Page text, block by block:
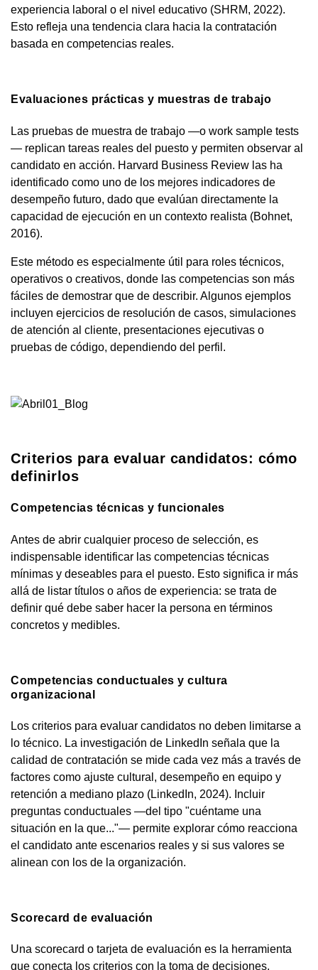
experiencia laboral o el nivel educativo (SHRM, 2022).
Esto refleja una tendencia clara hacia la contratación
basada en competencias reales.
Evaluaciones prácticas y muestras de trabajo
Las pruebas de muestra de trabajo —o work sample tests
— replican tareas reales del puesto y permiten observar al
candidato en acción. Harvard Business Review las ha
identificado como uno de los mejores indicadores de
desempeño futuro, dado que evalúan directamente la
capacidad de ejecución en un contexto realista (Bohnet,
2016).
Este método es especialmente útil para roles técnicos,
operativos o creativos, donde las competencias son más
fáciles de demostrar que de describir. Algunos ejemplos
incluyen ejercicios de resolución de casos, simulaciones
de atención al cliente, presentaciones ejecutivas o
pruebas de código, dependiendo del perfil.
Criterios para evaluar candidatos: cómo
definirlos
Competencias técnicas y funcionales
Antes de abrir cualquier proceso de selección, es
indispensable identificar las competencias técnicas
mínimas y deseables para el puesto. Esto significa ir más
allá de listar títulos o años de experiencia: se trata de
definir qué debe saber hacer la persona en términos
concretos y medibles.
Competencias conductuales y cultura
organizacional
Los criterios para evaluar candidatos no deben limitarse a
lo técnico. La investigación de LinkedIn señala que la
calidad de contratación se mide cada vez más a través de
factores como ajuste cultural, desempeño en equipo y
retención a mediano plazo (LinkedIn, 2024). Incluir
preguntas conductuales —del tipo "cuéntame una
situación en la que..."— permite explorar cómo reacciona
el candidato ante escenarios reales y si sus valores se
alinean con los de la organización.
Scorecard de evaluación
Una scorecard o tarjeta de evaluación es la herramienta
que conecta los criterios con la toma de decisiones.